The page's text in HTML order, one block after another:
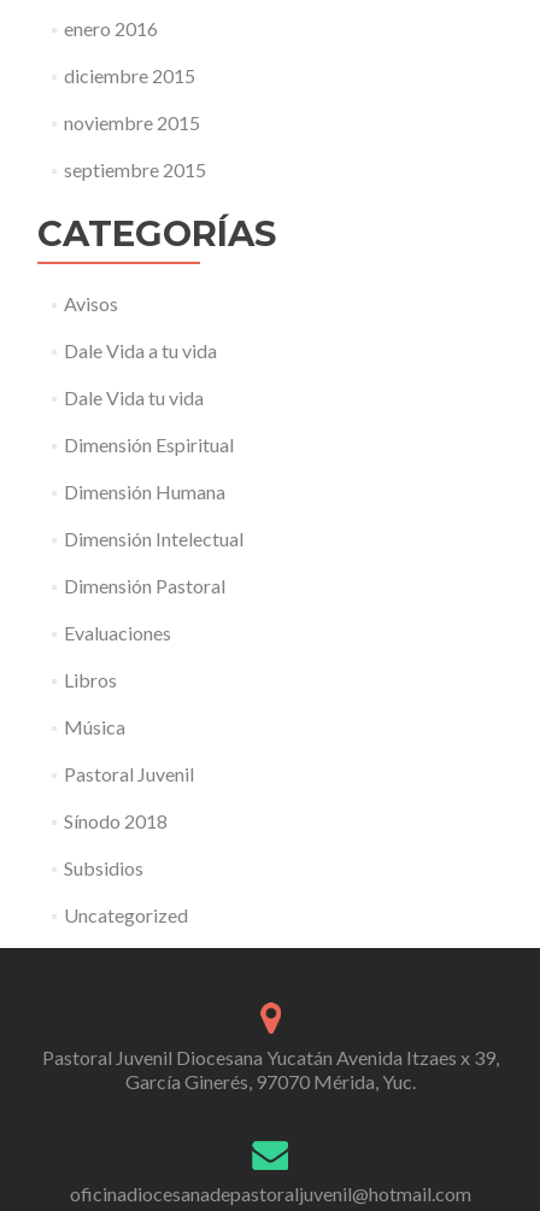
enero 2016
diciembre 2015
noviembre 2015
septiembre 2015
CATEGORÍAS
Avisos
Dale Vida a tu vida
Dale Vida tu vida
Dimensión Espiritual
Dimensión Humana
Dimensión Intelectual
Dimensión Pastoral
Evaluaciones
Libros
Música
Pastoral Juvenil
Sínodo 2018
Subsidios
Uncategorized
Pastoral Juvenil Diocesana Yucatán Avenida Itzaes x 39,
García Ginerés, 97070 Mérida, Yuc.
oficinadiocesanadepastoraljuvenil@hotmail.com